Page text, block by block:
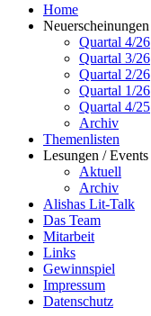
Home
Neuerscheinungen
Quartal 4/26
Quartal 3/26
Quartal 2/26
Quartal 1/26
Quartal 4/25
Archiv
Themenlisten
Lesungen / Events
Aktuell
Archiv
Alishas Lit-Talk
Das Team
Mitarbeit
Links
Gewinnspiel
Impressum
Datenschutz